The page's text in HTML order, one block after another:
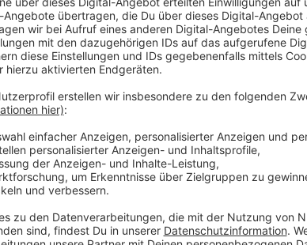
Insta-Rabbit-Hole und wilden Strand-Abenteuern.
gratis Luftballons.
Chilisauce in Kondomen
Dadjokes: #1 Chilisauce in Kondomen
Folgen von "Mom & Dadjokes" folgt dem neuen Podcast Kanal.
(aus Holz natürlich, nicht aus Plastik)
willkommen zur ersten Podcastfolge von Mom &
“Angebumst” heißt, aber was daraus geworden ist,
wir jetzt schon, Eltern zu werden, und da das
mit! Es heißt ja immer so schön
mit in unser kleines Flugzeug aus Bausteinen, aber
in den September 2021 und klären dort